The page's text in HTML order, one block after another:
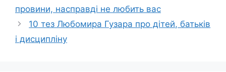
провини, насправді не любить вас
10 тез Любомира Гузара про дітей, батьків
і дисципліну